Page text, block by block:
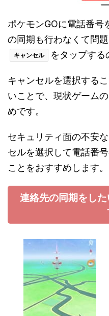
ポケモンGOに電話番号
の同期も行わなくて問
キャンセル をタップする
キャンセルを選択する
いことで、現状ゲーム
めです。
セキュリティ面の不安
セルを選択して電話番
ことをおすすめします。
連絡先の同期をし